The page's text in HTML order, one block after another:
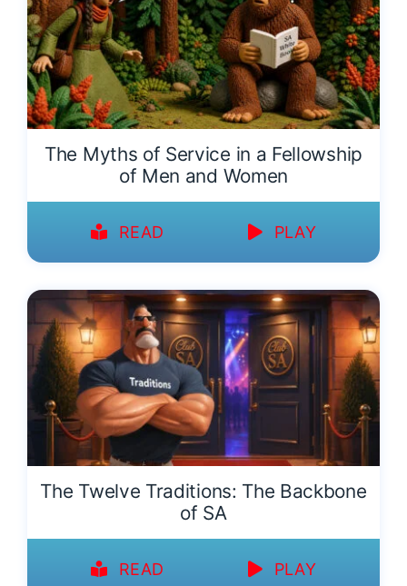
The Myths of Service in a Fellowship
of Men and Women
READ PLAY
The Twelve Traditions: The Backbone
of SA
READ PLAY